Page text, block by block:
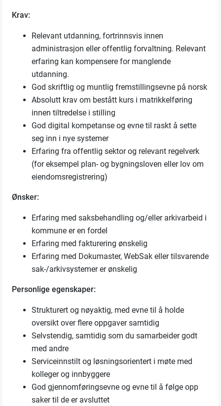
Krav:
Relevant utdanning, fortrinnsvis innen
administrasjon eller offentlig forvaltning. Relevant
erfaring kan kompensere for manglende
utdanning.
God skriftlig og muntlig fremstillingsevne på norsk
Absolutt krav om bestått kurs i matrikkelføring
innen tiltredelse i stilling
God digital kompetanse og evne til raskt å sette
seg inn i nye systemer
Erfaring fra offentlig sektor og relevant regelverk
(for eksempel plan- og bygningsloven eller lov om
eiendomsregistrering)
Ønsker:
Erfaring med saksbehandling og/eller arkivarbeid i
kommune er en fordel
Erfaring med fakturering ønskelig
Erfaring med Dokumaster, WebSak eller tilsvarende
sak-/arkivsystemer er ønskelig
Personlige egenskaper:
Strukturert og nøyaktig, med evne til å holde
oversikt over flere oppgaver samtidig
Selvstendig, samtidig som du samarbeider godt
med andre
Serviceinnstilt og løsningsorientert i møte med
kolleger og innbyggere
God gjennomføringsevne og evne til å følge opp
saker til de er avsluttet